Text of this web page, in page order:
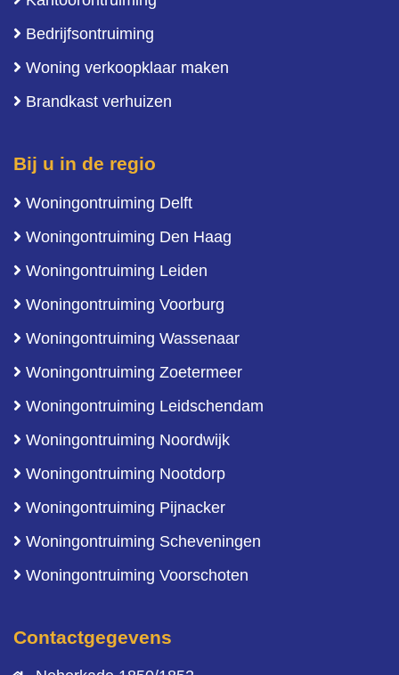
Bedrijfsontruiming
Woning verkoopklaar maken
Brandkast verhuizen
Bij u in de regio
Woningontruiming Delft
Woningontruiming Den Haag
Woningontruiming Leiden
Woningontruiming Voorburg
Woningontruiming Wassenaar
Woningontruiming Zoetermeer
Woningontruiming Leidschendam
Woningontruiming Noordwijk
Woningontruiming Nootdorp
Woningontruiming Pijnacker
Woningontruiming Scheveningen
Woningontruiming Voorschoten
Contactgegevens